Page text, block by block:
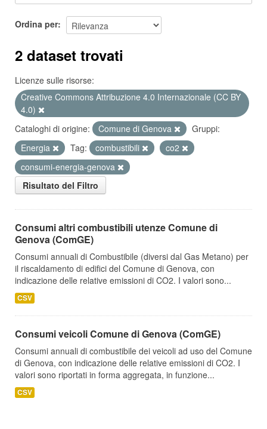
Ordina per
2 dataset trovati
Licenze sulle risorse:
Creative Commons Attribuzione 4.0 Internazionale (CC BY
4.0)
Cataloghi di origine:
Comune di Genova
Gruppi:
Energia
Tag: combustibili
co2
consumi-energia-genova
Risultato del Filtro
Consumi altri combustibili utenze Comune di
Genova (ComGE)
Consumi annuali di Combustibile (diversi dal Gas Metano) per
il riscaldamento di edifici del Comune di Genova, con
indicazione delle relative emissioni di CO2. I valori sono...
CSV
Consumi veicoli Comune di Genova (ComGE)
Consumi annuali di combustibile dei veicoli ad uso del Comune
di Genova, con indicazione delle relative emissioni di CO2. I
valori sono riportati in forma aggregata, in funzione...
CSV